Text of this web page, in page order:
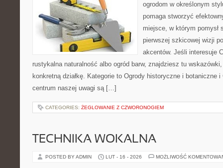
ogrodom w określonym
pomaga stworzyć
miejsce, w którym pomysł
pierwszej szkicowej wizji
akcentów. Jeśli interesuje
rustykalna naturalność albo ogród barw, znajdziesz tu
konkretną działkę. Kategorie to Ogrody historyczne i botaniczne
centrum naszej uwagi są […]
CATEGORIES: ŻEGLOWANIE Z CZWORONOGIEM
TECHNIKA WOKALNA
POSTED BY ADMIN LUT - 16 - 2026 MOŻLIWOŚĆ